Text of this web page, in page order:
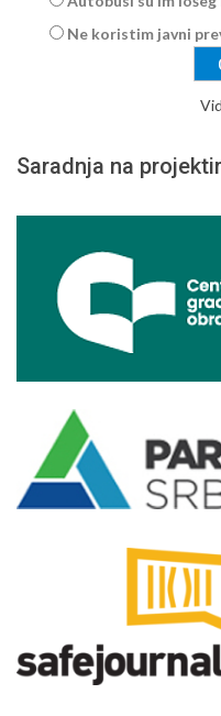
Ne koristim javni
Saradnja na